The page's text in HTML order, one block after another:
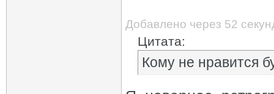
Добавлено через 52
Цитата:
Кому не нравится